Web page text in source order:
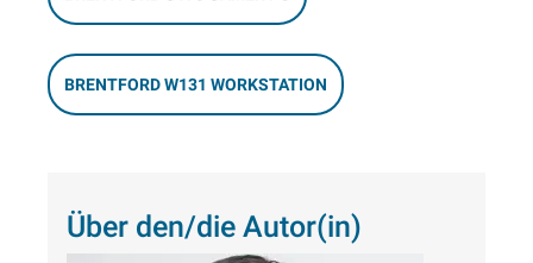
BRENTFORD W131 WORKSTATION
Über den/die Autor(in)